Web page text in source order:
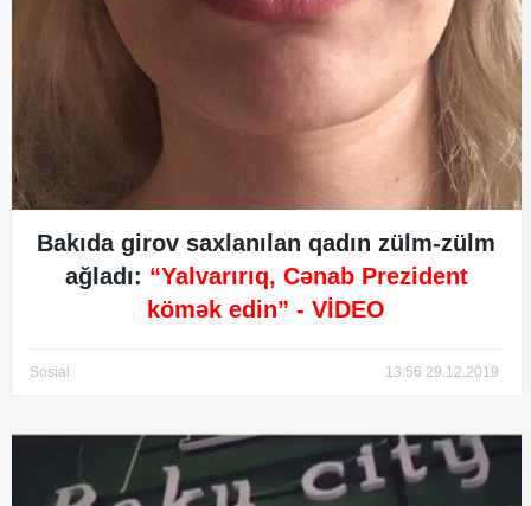
Bakıda girov saxlanılan qadın zülm-zülm
ağladı: “Yalvarırıq, Cənab Prezident
kömək edin” - VİDEO
Sosial 13:56 29.12.2019